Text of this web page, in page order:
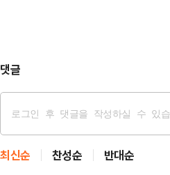
댓글
최신순 찬성순 반대순